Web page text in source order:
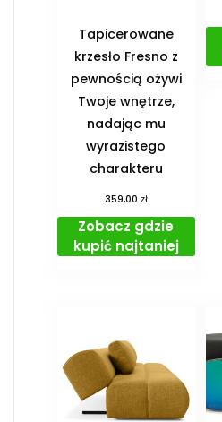
Tapicerowane
krzesło Fresno z
pewnością ożywi
Twoje wnętrze,
nadając mu
wyrazistego
charakteru
359,00 zł
Zobacz gdzie
kupić najtaniej